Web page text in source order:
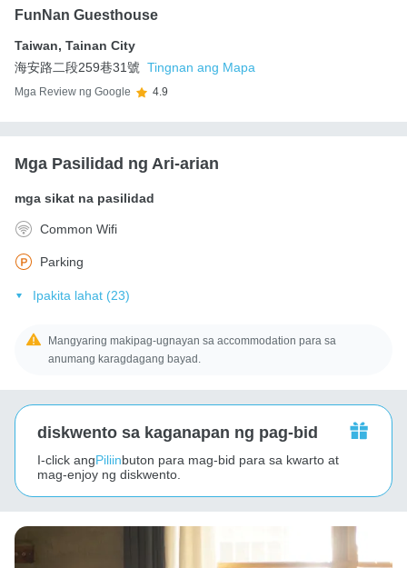
FunNan Guesthouse
Taiwan, Tainan City
海安路二段259巷31號 Tingnan ang Mapa
Mga Review ng Google 4.9
Mga Pasilidad ng Ari-arian
mga sikat na pasilidad
Common Wifi
Parking
Ipakita lahat (23)
Mangyaring makipag-ugnayan sa accommodation para sa
anumang karagdagang bayad.
diskwento sa kaganapan ng pag-bid
I-click angPiliinbuton para mag-bid para sa kwarto at
mag-enjoy ng diskwento.